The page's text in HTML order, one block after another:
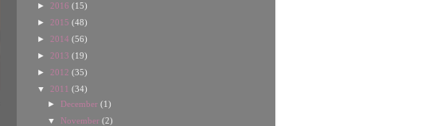
► 2016 (15)
► 2015 (48)
► 2014 (56)
► 2013 (19)
► 2012 (35)
▼ 2011 (34)
► December (1)
▼ November (2)